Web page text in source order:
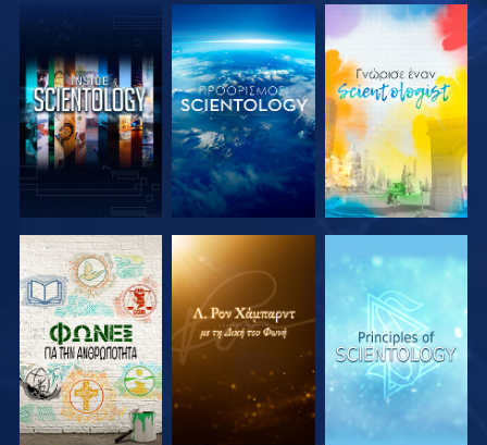
ΕΞΕΡΕΥΝΗΣΤΕ
ΤΗ ΣΕΙΡΑ
ΕΞΕΡΕΥΝΗΣΤΕ
ΤΗ ΣΕΙΡΑ
ΕΞΕΡΕΥΝΗΣΤΕ
ΤΗ ΣΕΙΡΑ